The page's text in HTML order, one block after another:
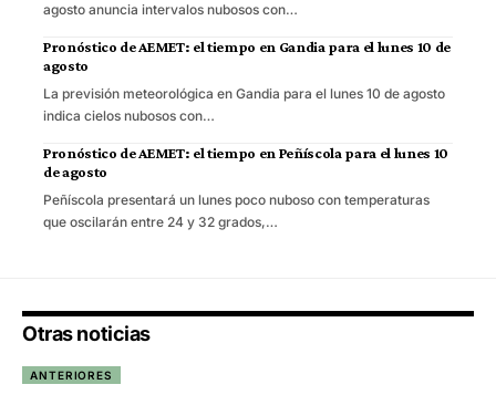
agosto anuncia intervalos nubosos con…
Pronóstico de AEMET: el tiempo en Gandia para el lunes 10 de
agosto
La previsión meteorológica en Gandia para el lunes 10 de agosto
indica cielos nubosos con…
Pronóstico de AEMET: el tiempo en Peñíscola para el lunes 10
de agosto
Peñíscola presentará un lunes poco nuboso con temperaturas
que oscilarán entre 24 y 32 grados,…
Otras noticias
ANTERIORES